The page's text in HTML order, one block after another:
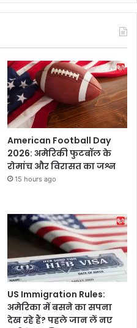
American Football Day
2026: अमेरिकी फुटबॉल के
रोमांच और विरासत का जश्न
15 hours ago
US Immigration Rules:
अमेरिका में बसने का सपना
देख रहे हैं? पहले जान लें नए